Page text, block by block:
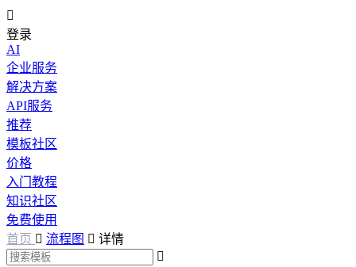

登录
AI
企业服务
解决方案
API服务
推荐
模板社区
价格
入门教程
知识社区
免费使用
首页  流程图  详情
